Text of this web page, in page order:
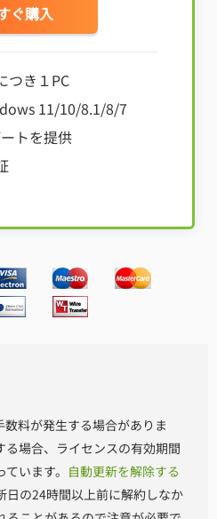
ぐ購入
つき１PC
11/10/8.1/8/7
トを提供
料が発生する場合がありま
る場合、ライセンスの有効期間
います。 自動更新を解除する
日の24時間以上前に解約しなか